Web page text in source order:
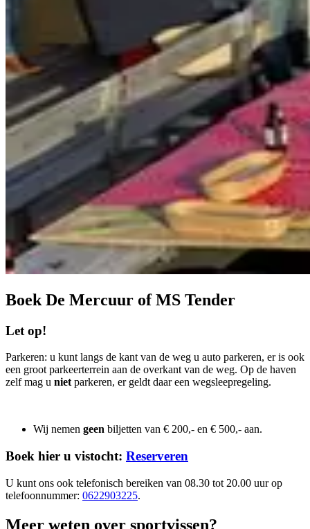
Boek De Mercuur of MS Tender
Let op!
Parkeren: u kunt langs de kant van de weg u auto parkeren, er is ook
een groot parkeerterrein aan de overkant van de weg. Op de haven
zelf mag u niet parkeren, er geldt daar een wegsleepregeling.
Wij nemen geen biljetten van € 200,- en € 500,- aan.
Boek hier u vistocht: Reserveren
U kunt ons ook telefonisch bereiken van 08.30 tot 20.00 uur op
telefoonnummer: 0622903225.
Meer weten over sportvissen?